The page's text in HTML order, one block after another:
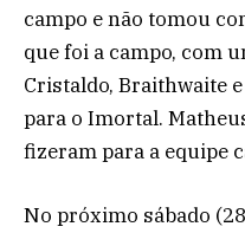
campo e não tomou
que foi a campo, com
Cristaldo, Braithwaite
para o Imortal.
fizeram para a equipe
No próximo sábado